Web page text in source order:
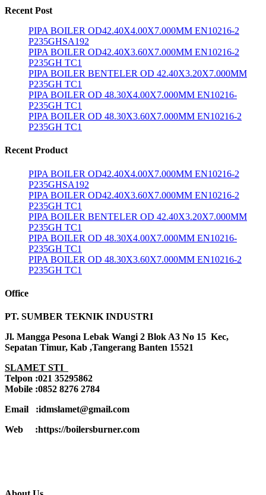
Recent Post
PIPA BOILER OD42.40X4.00X7.000MM EN10216-2
P235GHSA192
PIPA BOILER OD42.40X3.60X7.000MM EN10216-2
P235GH TC1
PIPA BOILER BENTELER OD 42.40X3.20X7.000MM
P235GH TC1
PIPA BOILER OD 48.30X4.00X7.000MM EN10216-
P235GH TC1
PIPA BOILER OD 48.30X3.60X7.000MM EN10216-2
P235GH TC1
Recent Product
PIPA BOILER OD42.40X4.00X7.000MM EN10216-2
P235GHSA192
PIPA BOILER OD42.40X3.60X7.000MM EN10216-2
P235GH TC1
PIPA BOILER BENTELER OD 42.40X3.20X7.000MM
P235GH TC1
PIPA BOILER OD 48.30X4.00X7.000MM EN10216-
P235GH TC1
PIPA BOILER OD 48.30X3.60X7.000MM EN10216-2
P235GH TC1
Office
PT. SUMBER TEKNIK INDUSTRI
Jl. Mangga Pesona Lebak Wangi 2 Blok A3 No 15 Kec,
Sepatan Timur, Kab ,Tangerang Banten 15521
SLAMET STI
Telpon :021 35295862
Mobile :0852 8276 2784
Email :idmslamet@gmail.com
Web :https://boilersburner.com